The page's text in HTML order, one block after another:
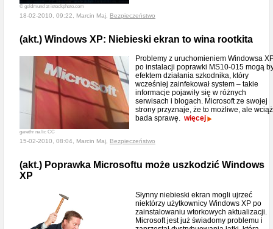
© goldmund at istockphoto.com
18-02-2010, 09:22, Marcin Maj, Bezpieczeństwo
(akt.) Windows XP: Niebieski ekran to wina rootkita
garethr na lic CC
Problemy z uruchomieniem Windowsa
po instalacji poprawki MS10-015 mogą
efektem działania szkodnika, który
wcześniej zainfekował system – takie
informacje pojawiły się w różnych
serwisach i blogach. Microsoft ze swojej
strony przyznaje, że to możliwe, ale wciąż
bada sprawę. więcej
15-02-2010, 08:04, Marcin Maj, Bezpieczeństwo
(akt.) Poprawka Microsoftu może uszkodzić Windows
XP
Słynny niebieski ekran mogli ujrzeć
niektórzy użytkownicy Windows XP po
zainstalowaniu wtorkowych aktualizacji.
Microsoft jest już świadomy problemu i